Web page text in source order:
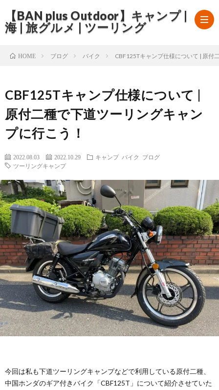
【BAN plus Outdoor】キャンプ |
海 | 旅グルメ | ツーリング
about
us
HOME ブログ バイク CBF125Tキャンプ仕様について | 原付
CBF125Tキャンプ仕様について |
原付二種で下道ツーリングキャン
プに行こう！
2022.08.03 2022.10.29 キャンプ バイク
ブログ
ツーリングキャンプ
今回は私も下道ツーリングキャンプなどで利用している原付二種、
中国ホンダのギア付きバイク「CBF125T」について紹介させていた